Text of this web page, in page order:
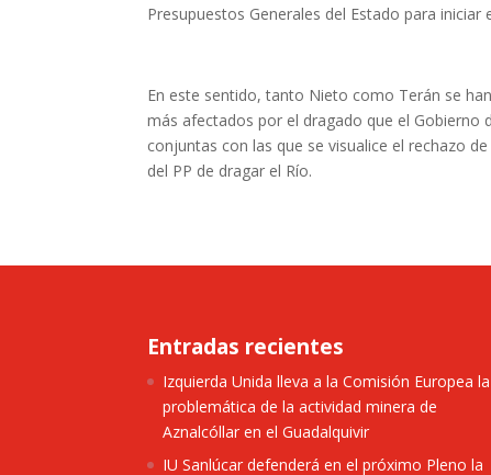
Presupuestos Generales del Estado para
En este sentido, tanto Nieto como Terán se
más afectados por el dragado que el Gobierno
conjuntas con las que se visualice el rechazo
del PP de dragar el Río.
Entradas recientes
Izquierda Unida lleva a la Comisión Europea la
problemática de la actividad minera de
Aznalcóllar en el Guadalquivir
IU Sanlúcar defenderá en el próximo Pleno la